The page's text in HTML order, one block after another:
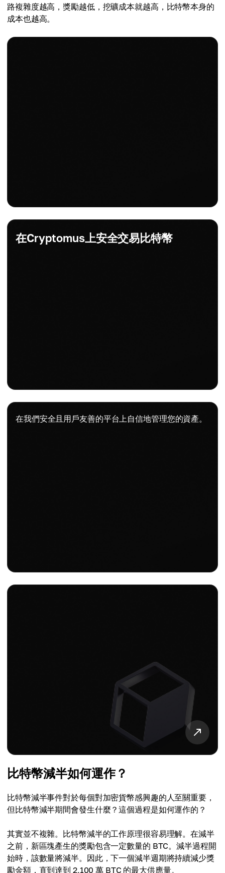
路複雜度越高，獎勵越低，挖礦成本就越高，比特幣本身的
成本也越高。
在Cryptomus上安全交易比特幣
在我們安全且用戶友善的平台上自信地管理您的資產。
比特幣減半如何運作？
比特幣減半事件對於每個對加密貨幣感興趣的人至關重要，
但比特幣減半期間會發生什麼？這個過程是如何運作的？
其實並不複雜。比特幣減半的工作原理很容易理解。在減半
之前，新區塊產生的獎勵包含一定數量的 BTC。減半過程開
始時，該數量將減半。因此，下一個減半週期將持續減少獎
勵金額，直到達到 2,100 萬 BTC 的最大供應量。